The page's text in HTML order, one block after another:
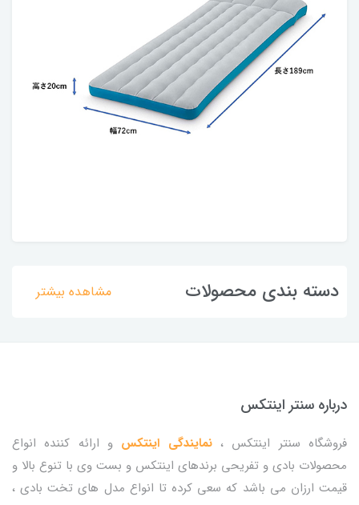
دسته بندی محصولات مشاهده بیشتر
درباره سنتر اینتکس
فروشگاه سنتر اینتکس ،نمایندگی اینتکس و ارائه کننده انواع
محصولات بادی و تفریحی برندهای اینتکس و بست وی با تنوع بالا و
قیمت ارزان می باشد که سعی کرده تا انواع مدل های تخت بادی ،